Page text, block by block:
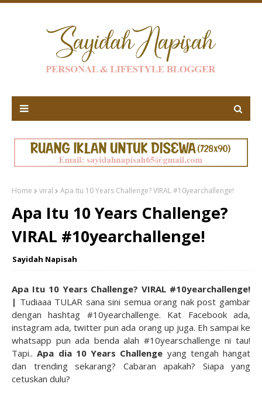
Home viral Apa Itu 10 Years Challenge? VIRAL #10yearchallenge!
Apa Itu 10 Years Challenge?
VIRAL #10yearchallenge!
Sayidah Napisah
Apa Itu 10 Years Challenge? VIRAL #10yearchallenge!
| Tudiaaa TULAR sana sini semua orang nak post gambar
dengan hashtag #10yearchallenge. Kat Facebook ada,
instagram ada, twitter pun ada orang up juga. Eh sampai ke
whatsapp pun ada benda alah #10yearschallenge ni tau!
Tapi..Apa dia 10 Years Challenge yang tengah hangat
dan trending sekarang? Cabaran apakah? Siapa yang
cetuskan dulu?